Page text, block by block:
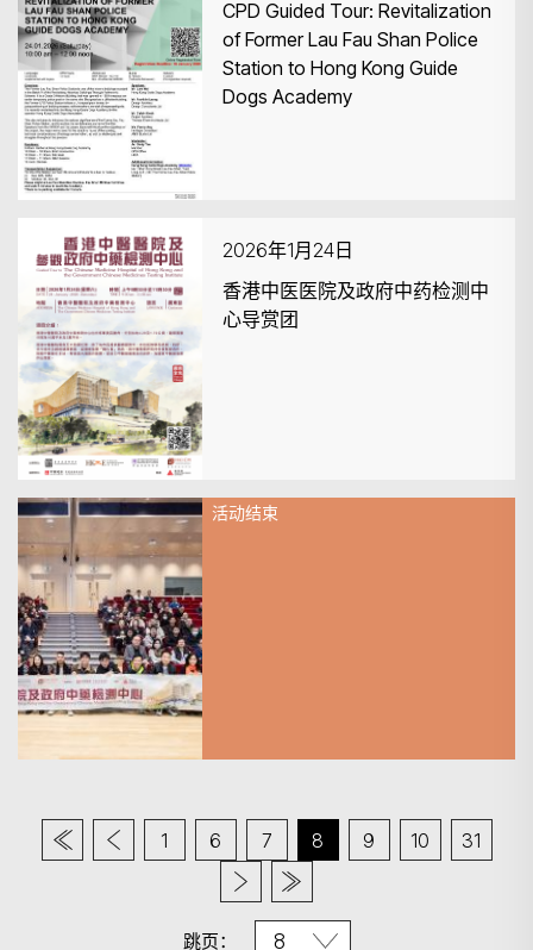
CPD Guided Tour: Revitalization
of Former Lau Fau Shan Police
Station to Hong Kong Guide
Dogs Academy
2026年1月24日
香港中医医院及政府中药检测中
心导赏团
活动结束
1 6 7 8 9 10 31
跳页：